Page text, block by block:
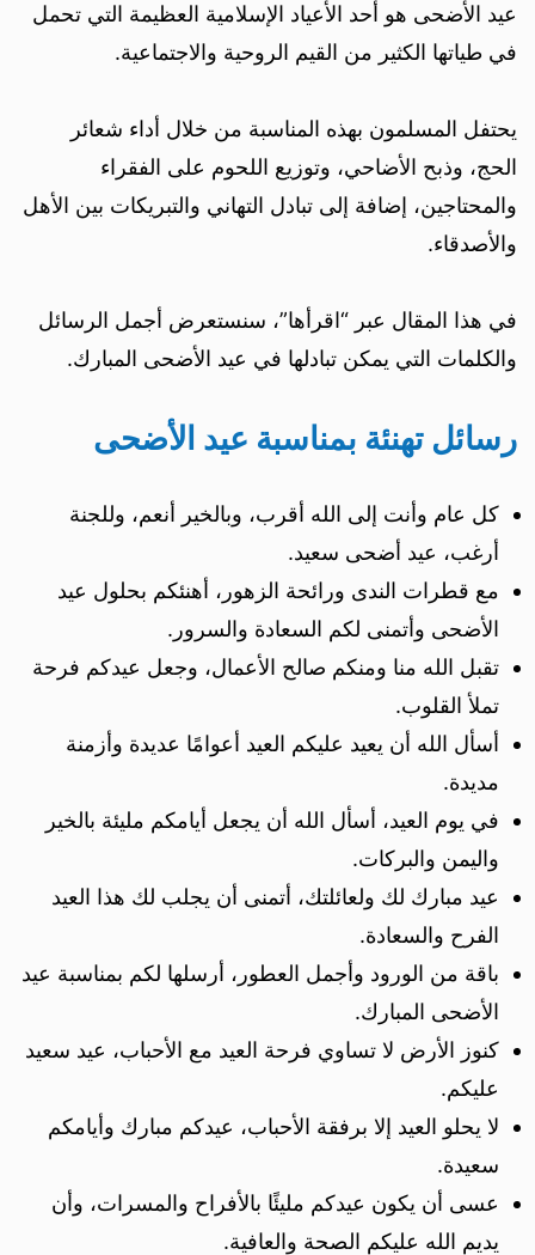
عيد الأضحى هو أحد الأعياد الإسلامية العظيمة التي تحمل
في طياتها الكثير من القيم الروحية والاجتماعية.
يحتفل المسلمون بهذه المناسبة من خلال أداء شعائر
الحج، وذبح الأضاحي، وتوزيع اللحوم على الفقراء
والمحتاجين، إضافة إلى تبادل التهاني والتبريكات بين الأهل
والأصدقاء.
في هذا المقال عبر “اقرأها”، سنستعرض أجمل الرسائل
والكلمات التي يمكن تبادلها في عيد الأضحى المبارك.
رسائل تهنئة بمناسبة عيد الأضحى
كل عام وأنت إلى الله أقرب، وبالخير أنعم، وللجنة
أرغب، عيد أضحى سعيد.
مع قطرات الندى ورائحة الزهور، أهنئكم بحلول عيد
الأضحى وأتمنى لكم السعادة والسرور.
تقبل الله منا ومنكم صالح الأعمال، وجعل عيدكم فرحة
تملأ القلوب.
أسأل الله أن يعيد عليكم العيد أعوامًا عديدة وأزمنة
مديدة.
في يوم العيد، أسأل الله أن يجعل أيامكم مليئة بالخير
واليمن والبركات.
عيد مبارك لك ولعائلتك، أتمنى أن يجلب لك هذا العيد
الفرح والسعادة.
باقة من الورود وأجمل العطور، أرسلها لكم بمناسبة عيد
الأضحى المبارك.
كنوز الأرض لا تساوي فرحة العيد مع الأحباب، عيد سعيد
عليكم.
لا يحلو العيد إلا برفقة الأحباب، عيدكم مبارك وأيامكم
سعيدة.
عسى أن يكون عيدكم مليئًا بالأفراح والمسرات، وأن
يديم الله عليكم الصحة والعافية.